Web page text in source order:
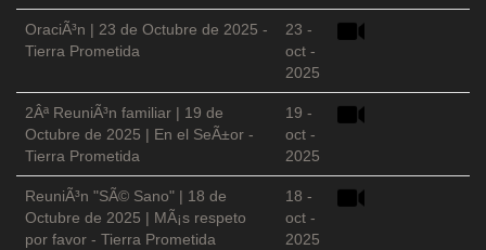
OraciÃ³n | 23 de Octubre de 2025 -
Tierra Prometida
23 -
oct -
2025
2Âª ReuniÃ³n familiar | 19 de
Octubre de 2025 | En el SeÃ±or -
Tierra Prometida
19 -
oct -
2025
ReuniÃ³n "SÃ© Sano" | 18 de
Octubre de 2025 | MÃ¡s respeto
por favor - Tierra Prometida
18 -
oct -
2025